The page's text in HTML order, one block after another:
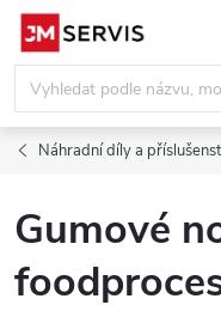
Přejít
obsah
Náhradní díly a
Gumové